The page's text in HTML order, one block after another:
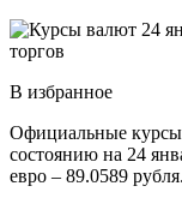
В избранное
Официальные
состоянию на 24
евро – 89.0589 рубля.